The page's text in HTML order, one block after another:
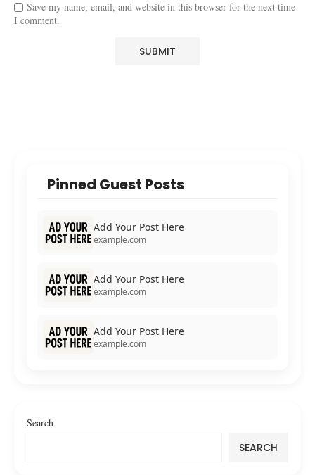
Save my name, email, and website in this browser for the next time
I comment.
Pinned Guest Posts
Add Your Post Here
example.com
Add Your Post Here
example.com
Add Your Post Here
example.com
Search
SEARCH